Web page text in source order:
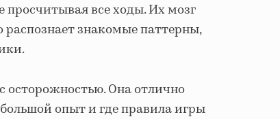
все ходы. Их мозг
знакомые паттерны,
осторожностью. Она отлично
большой опыт и где правила игры